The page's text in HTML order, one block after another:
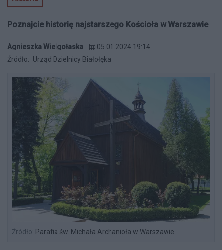
Poznajcie historię najstarszego Kościoła w Warszawie
Agnieszka Wielgołaska
05.01.2024 19:14
Źródło:
Urząd Dzielnicy Białołęka
Źródło: Parafia św. Michała Archanioła w Warszawie